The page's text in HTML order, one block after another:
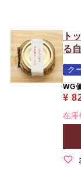
ト
る
ク
WG
¥
在庫